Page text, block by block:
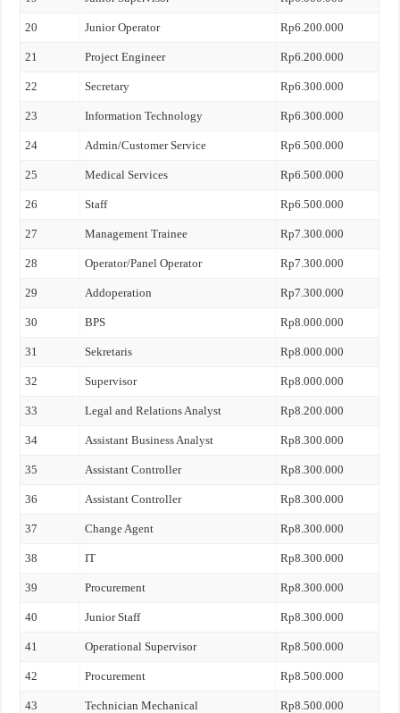
20 Junior Operator Rp6.200.000
21 Project Engineer Rp6.200.000
22 Secretary Rp6.300.000
23 Information Technology Rp6.300.000
24 Admin/Customer Service Rp6.500.000
25 Medical Services Rp6.500.000
26 Staff Rp6.500.000
27 Management Trainee Rp7.300.000
28 Operator/Panel Operator Rp7.300.000
29 Addoperation Rp7.300.000
30 BPS Rp8.000.000
31 Sekretaris Rp8.000.000
32 Supervisor Rp8.000.000
33 Legal and Relations Analyst Rp8.200.000
34 Assistant Business Analyst Rp8.300.000
35 Assistant Controller Rp8.300.000
36 Assistant Controller Rp8.300.000
37 Change Agent Rp8.300.000
38 IT Rp8.300.000
39 Procurement Rp8.300.000
40 Junior Staff Rp8.300.000
41 Operational Supervisor Rp8.500.000
42 Procurement Rp8.500.000
43 Technician Mechanical Rp8.500.000